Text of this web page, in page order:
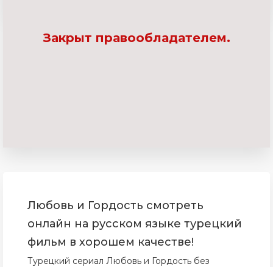
Закрыт правообладателем.
Любовь и Гордость смотреть
онлайн на русском языке турецкий
фильм в хорошем качестве!
Турецкий сериал Любовь и Гордость без